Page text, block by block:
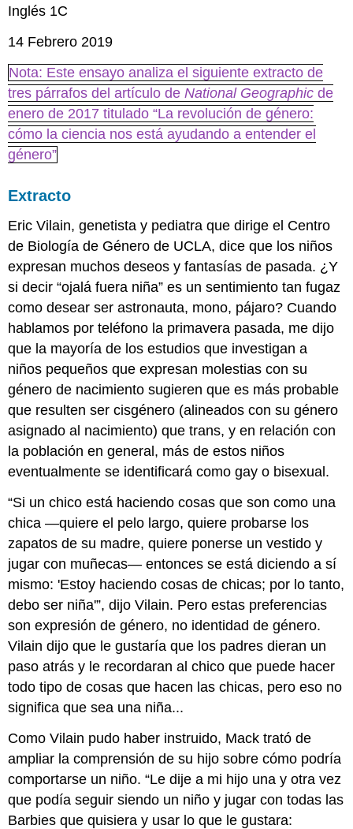
Inglés 1C
14 Febrero 2019
Nota: Este ensayo analiza el siguiente extracto de
tres párrafos del artículo deNational Geographic de
enero de 2017 titulado “La revolución de género:
cómo la ciencia nos está ayudando a entender el
género”
Extracto
Eric Vilain, genetista y pediatra que dirige el Centro
de Biología de Género de UCLA, dice que los niños
expresan muchos deseos y fantasías de pasada. ¿Y
si decir “ojalá fuera niña” es un sentimiento tan fugaz
como desear ser astronauta, mono, pájaro? Cuando
hablamos por teléfono la primavera pasada, me dijo
que la mayoría de los estudios que investigan a
niños pequeños que expresan molestias con su
género de nacimiento sugieren que es más probable
que resulten ser cisgénero (alineados con su género
asignado al nacimiento) que trans, y en relación con
la población en general, más de estos niños
eventualmente se identificará como gay o bisexual.
“Si un chico está haciendo cosas que son como una
chica —quiere el pelo largo, quiere probarse los
zapatos de su madre, quiere ponerse un vestido y
jugar con muñecas— entonces se está diciendo a sí
mismo: 'Estoy haciendo cosas de chicas; por lo tanto,
debo ser niña'”, dijo Vilain. Pero estas preferencias
son expresión de género, no identidad de género.
Vilain dijo que le gustaría que los padres dieran un
paso atrás y le recordaran al chico que puede hacer
todo tipo de cosas que hacen las chicas, pero eso no
significa que sea una niña...
Como Vilain pudo haber instruido, Mack trató de
ampliar la comprensión de su hijo sobre cómo podría
comportarse un niño. “Le dije a mi hijo una y otra vez
que podía seguir siendo un niño y jugar con todas las
Barbies que quisiera y usar lo que le gustara: